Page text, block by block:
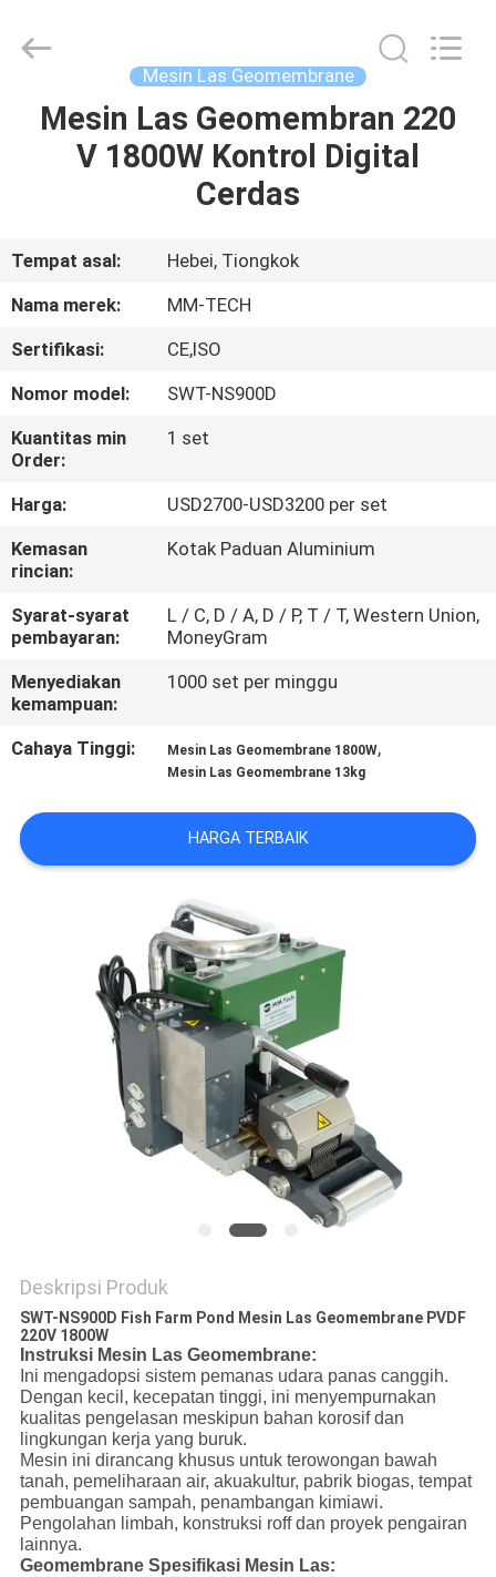
RUMAH
TENTANG
KAMI
TUR
PABRIK
KONTROL
KUALITAS
HUBUNGI
KAMI
BLOG
PERMINTAAN
SITEMAP
POLICY
Mingmai
Technology
Reserved.
Mesin Las Geomembrane
Mesin Las Geomembran 220
V 1800W Kontrol Digital
Cerdas
Tempat asal:
Hebei, Tiongkok
Nama merek:
MM-TECH
Sertifikasi:
CE,ISO
Nomor model:
SWT-NS900D
Kuantitas min
Order:
1 set
Harga:
USD2700-USD3200 per set
Kemasan
rincian:
Kotak Paduan Aluminium
Syarat-syarat
pembayaran:
L / C, D / A, D / P, T / T, Western Union,
MoneyGram
Menyediakan
kemampuan:
1000 set per minggu
Cahaya Tinggi: Mesin Las Geomembrane 1800W,
Mesin Las Geomembrane 13kg
HARGA TERBAIK
Deskripsi Produk
SWT-NS900D Fish Farm Pond Mesin Las Geomembrane PVDF
220V 1800W
Instruksi Mesin Las Geomembrane:
Ini mengadopsi sistem pemanas udara panas canggih.
Dengan kecil, kecepatan tinggi, ini menyempurnakan
kualitas pengelasan meskipun bahan korosif dan
lingkungan kerja yang buruk.
Mesin ini dirancang khusus untuk terowongan bawah
tanah, pemeliharaan air, akuakultur, pabrik biogas, tempat
pembuangan sampah, penambangan kimiawi.
Pengolahan limbah, konstruksi roff dan proyek pengairan
lainnya.
GeomembraneSpesifikasi Mesin Las: